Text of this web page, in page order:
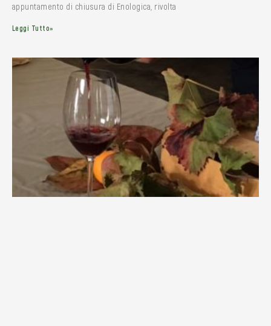
appuntamento di chiusura di Enologica, rivolta
Leggi Tutto»